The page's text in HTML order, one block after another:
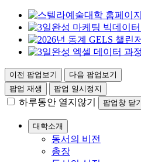
이전 팝업보기
다음 팝업보기
팝업 재생
팝업 일시정지
하루동안 열지않기 팝업창 닫
대학소개
동서의 비전
총장